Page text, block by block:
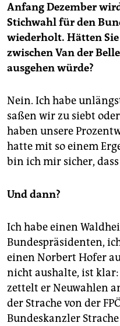
Anfang Dezember
Stichwahl für den
wiederholt. Hätten Sie
zwischen Van der
ausgehen würde?
Nein. Ich habe
saßen wir zu siebt
haben unsere
hatte mit so einem
bin ich mir sicher,
Und dann?
Ich habe einen
Bundespräsidenten,
einen Norbert Hofer
nicht aushalte, ist
zettelt er Neuwahlen
der Strache von der
Bundeskanzler